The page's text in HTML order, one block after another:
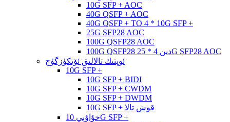
10G SFP + AOC
40G QSFP + AOC
40G QSFP + TO 4 * 10G SFP +
25G SFP28 AOC
100G QSFP28 AOC
100G QSFP28 دىن 4 * 25G SFP28 AOC
ئوپتىك تالالىق ئۆتكۈزگۈچ
10G SFP +
10G SFP + BIDI
10G SFP + CWDM
10G SFP + DWDM
10G SFP + قوش تالا
خۇاۋېي 10G SFP +